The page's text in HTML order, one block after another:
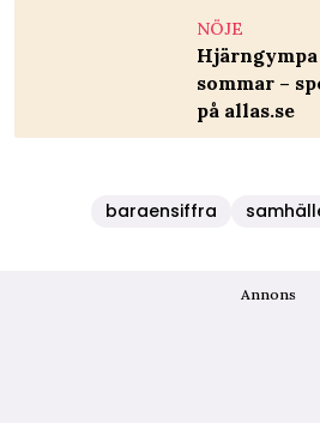
NÖJE
sommar –
på allas.se
baraensiffra
Annons